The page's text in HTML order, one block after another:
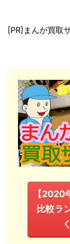
[PR]まんが買取
【2020
比較ラ